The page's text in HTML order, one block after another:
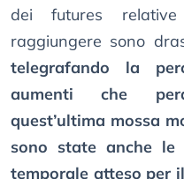
dei futures
raggiungere sono
telegrafando la
aumenti che
quest’ultima mossa
sono state anche le
temporale atteso per